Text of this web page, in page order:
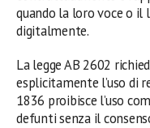
quando la loro voce o
digitalmente.
La legge AB 2602
esplicitamente l’uso di
1836 proibisce l’uso
defunti senza il